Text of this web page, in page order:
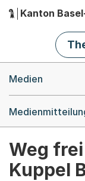
Hauptnavigation
Kanton
Medien
Weg
Kuppel